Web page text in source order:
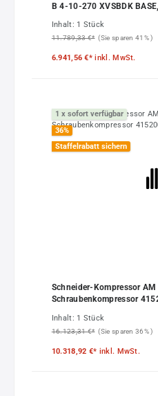
Inhalt: 1 Stück
11.789,33 €* (Sie sparen 41% )
6.941,56 €*inkl. MwSt.
1 x sofort verfügbar
36%
Staffelrabatt sichern
Schneider-Kompressor
Schraubenkompressor
Inhalt: 1 Stück
16.123,31 €* (Sie sparen 36% )
10.318,92 €* inkl. MwSt.